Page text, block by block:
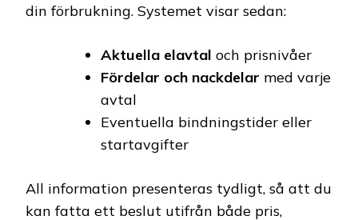
din förbrukning. Systemet visar sedan:
Aktuella elavtal och prisnivåer
Fördelar och nackdelar med varje
avtal
Eventuella bindningstider eller
startavgifter
All information presenteras tydligt, så att du
kan fatta ett beslut utifrån både pris,